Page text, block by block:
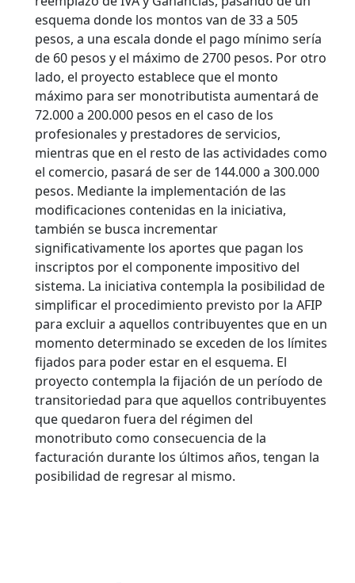
esquema donde los montos van de 33 a 505
pesos, a una escala donde el pago mínimo sería
de 60 pesos y el máximo de 2700 pesos. Por otro
lado, el proyecto establece que el monto
máximo para ser monotributista aumentará de
72.000 a 200.000 pesos en el caso de los
profesionales y prestadores de servicios,
mientras que en el resto de las actividades como
el comercio, pasará de ser de 144.000 a 300.000
pesos. Mediante la implementación de las
modificaciones contenidas en la iniciativa,
también se busca incrementar
significativamente los aportes que pagan los
inscriptos por el componente impositivo del
sistema. La iniciativa contempla la posibilidad de
simplificar el procedimiento previsto por la AFIP
para excluir a aquellos contribuyentes que en un
momento determinado se exceden de los límites
fijados para poder estar en el esquema. El
proyecto contempla la fijación de un período de
transitoriedad para que aquellos contribuyentes
que quedaron fuera del régimen del
monotributo como consecuencia de la
facturación durante los últimos años, tengan la
posibilidad de regresar al mismo.